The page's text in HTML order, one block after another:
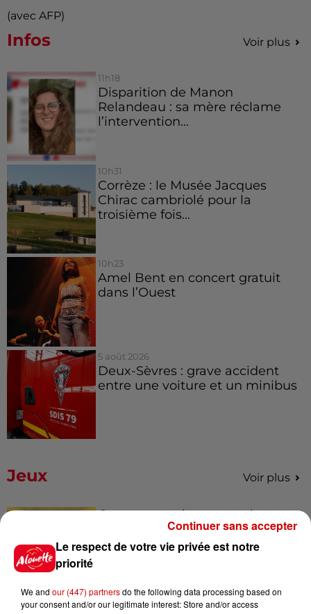
(avec AFP)
Infos Voir plus
11h18
Disparition de Manon
Relandeau : sa mère réclame
l’intervention...
10h31
Corrèze : le Musée Jacques
Chirac cambriolé pour la
troisième fois...
10h23
Amel Bent en concert gratuit
dans l’Ouest
5 août 2026
Deux-Sèvres : grave accident
entre une voiture et un minibus
Jeux Voir plus
Gagnez vos places pour le
Festival du Roi Arthur 2026 !
Gagnez vos entrées pour le
Le respect de votre vie privée est notre
priorité
We and our (447) partnersdo the following data processing based on
your consent and/or our legitimate interest: Store and/or access
Continuer sans accepter